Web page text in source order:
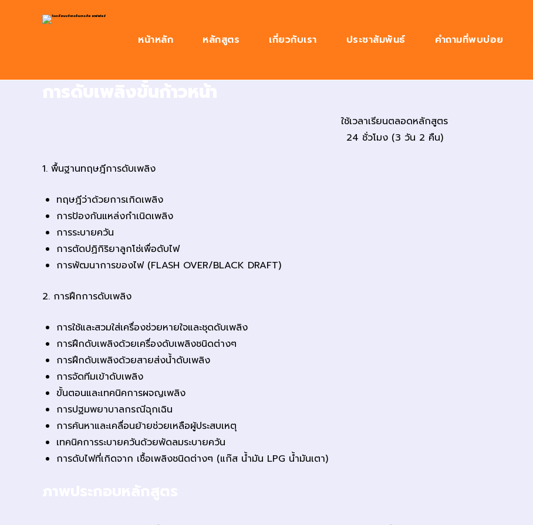
หน้าหลัก หลักสูตร เกี่ยวกับเรา ประชาสัมพันธ์ คำถามที่พบบ่อย
ใช้เวลาเรียนตลอดหลักสูตร
24 ชั่วโมง (3 วัน 2 คืน)
1. พื้นฐานทฤษฎีการดับเพลิง
ทฤษฎีว่าด้วยการเกิดเพลิง
การป้องกันแหล่งกำเนิดเพลิง
การระบายควัน
การตัดปฏิกิริยาลูกโซ่เพื่อดับไฟ
การพัฒนาการของไฟ (FLASH OVER/BLACK DRAFT)
2. การฝึกการดับเพลิง
การใช้และสวมใส่เครื่องช่วยหายใจและชุดดับเพลิง
การฝึกดับเพลิงด้วยเครื่องดับเพลิงชนิดต่างๆ
การฝึกดับเพลิงด้วยสายส่งน้ำดับเพลิง
การจัดทีมเข้าดับเพลิง
ขั้นตอนและเทคนิคการผจญเพลิง
การปฐมพยาบาลกรณีฉุกเฉิน
การค้นหาและเคลื่อนย้ายช่วยเหลือผู้ประสบเหตุ
เทคนิคการระบายควันด้วยพัดลมระบายควัน
การดับไฟที่เกิดจาก เชื้อเพลิงชนิดต่างๆ (แก๊ส น้ำมัน LPG น้ำมันเตา)